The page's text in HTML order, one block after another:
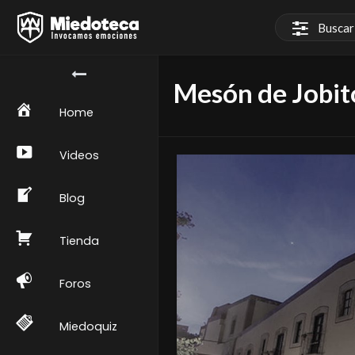
Home
Videos
Blog
Tienda
Foros
Miedoquiz
Mesón de